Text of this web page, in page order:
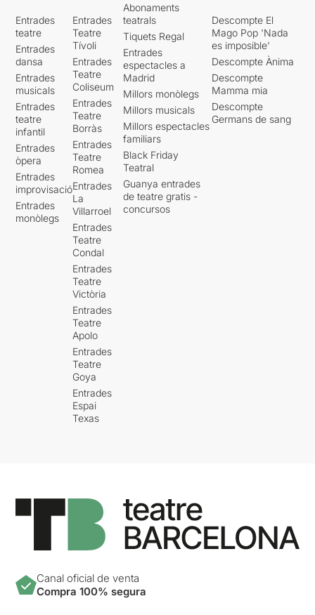
Entrades
teatre
Entrades
dansa
Entrades
musicals
Entrades
teatre
infantil
Entrades
òpera
Entrades
improvisació
Entrades
monòlegs
Entrades
Teatre
Tívoli
Entrades
Teatre
Coliseum
Entrades
Teatre
Borràs
Entrades
Teatre
Romea
Entrades
La
Villarroel
Entrades
Teatre
Condal
Entrades
Teatre
Victòria
Entrades
Teatre
Apolo
Entrades
Teatre
Goya
Entrades
Espai
Texas
Abonaments
teatrals
Tiquets Regal
Entrades
espectacles a
Madrid
Millors monòlegs
Millors musicals
Millors espectacles
familiars
Black Friday
Teatral
Guanya entrades
de teatre gratis -
concursos
Descompte El
Mago Pop 'Nada
es imposible'
Descompte Ànima
Descompte
Mamma mia
Descompte
Germans de sang
Canal oficial de venta
Compra 100% segura